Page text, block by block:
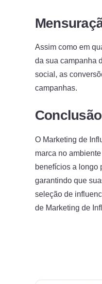
Assim como em
da sua campanha
social, as
campanhas.
Conclusão
O Marketing de
marca no
benefícios a longo
garantindo que
seleção de
de Marketing de